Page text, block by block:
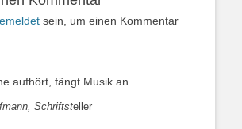
sein, um einen Kommentar
aufhört, fängt Musik an.
Schriftsteller